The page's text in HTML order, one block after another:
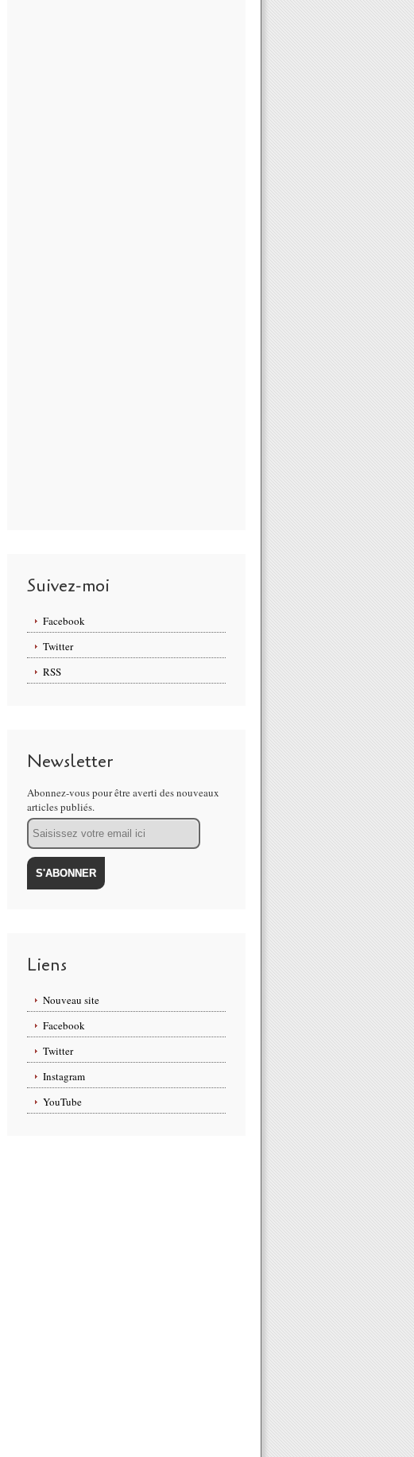
Suivez-moi
Facebook
Twitter
RSS
Newsletter
Abonnez-vous pour être averti des nouveaux
articles publiés.
Email
Liens
Nouveau site
Facebook
Twitter
Instagram
YouTube